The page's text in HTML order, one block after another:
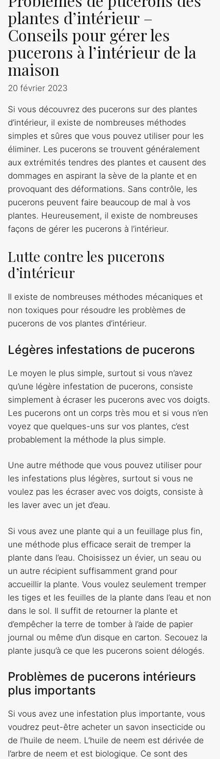
plantes d’intérieur –
Conseils pour gérer les
pucerons à l’intérieur de la
maison
20 février 2023
Si vous découvrez des pucerons sur des plantes
d’intérieur, il existe de nombreuses méthodes
simples et sûres que vous pouvez utiliser pour les
éliminer. Les pucerons se trouvent généralement
aux extrémités tendres des plantes et causent des
dommages en aspirant la sève de la plante et en
provoquant des déformations. Sans contrôle, les
pucerons peuvent faire beaucoup de mal à vos
plantes. Heureusement, il existe de nombreuses
façons de gérer les pucerons à l’intérieur.
Lutte contre les pucerons
d’intérieur
Il existe de nombreuses méthodes mécaniques et
non toxiques pour résoudre les problèmes de
pucerons de vos plantes d’intérieur.
Légères infestations de pucerons
Le moyen le plus simple, surtout si vous n’avez
qu’une légère infestation de pucerons, consiste
simplement à écraser les pucerons avec vos doigts.
Les pucerons ont un corps très mou et si vous n’en
voyez que quelques-uns sur vos plantes, c’est
probablement la méthode la plus simple.
Une autre méthode que vous pouvez utiliser pour
les infestations plus légères, surtout si vous ne
voulez pas les écraser avec vos doigts, consiste à
les laver avec un jet d’eau.
Si vous avez une plante qui a un feuillage plus fin,
une méthode plus efficace serait de tremper la
plante dans l’eau. Choisissez un évier, un seau ou
un autre récipient suffisamment grand pour
accueillir la plante. Vous voulez seulement tremper
les tiges et les feuilles de la plante dans l’eau et non
dans le sol. Il suffit de retourner la plante et
d’empêcher la terre de tomber à l’aide de papier
journal ou même d’un disque en carton. Secouez la
plante jusqu’à ce que les pucerons soient délogés.
Problèmes de pucerons intérieurs
plus importants
Si vous avez une infestation plus importante, vous
voudrez peut-être acheter un savon insecticide ou
de l’huile de neem. L’huile de neem est dérivée de
l’arbre de neem et est biologique. Ce sont des